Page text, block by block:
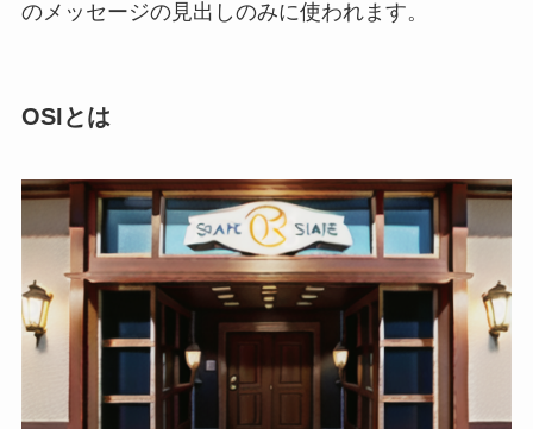
のメッセージの見出しのみに使われます。
OSIとは